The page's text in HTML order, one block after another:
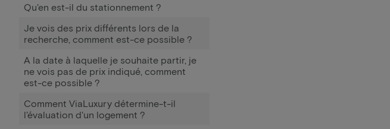
Qu'en est-il du stationnement ?
Je vois des prix différents lors de la
recherche, comment est-ce possible ?
A la date à laquelle je souhaite partir, je
ne vois pas de prix indiqué, comment
est-ce possible ?
Comment ViaLuxury détermine-t-il
l'évaluation d'un logement ?